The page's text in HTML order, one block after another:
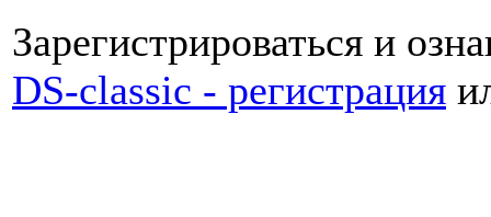
Зарегистрироваться и
DS-classic - регистрация